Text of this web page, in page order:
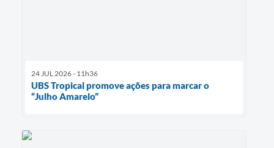
24 JUL 2026 - 11h36
UBS Tropical promove ações para marcar o
“Julho Amarelo”